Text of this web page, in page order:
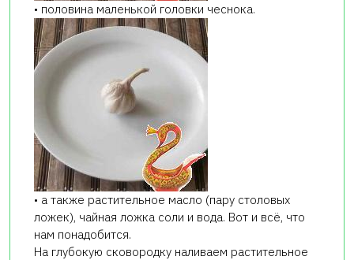
• половина маленькой головки чеснока.
• а также растительное масло (пару столовых
ложек), чайная ложка соли и вода. Вот и всё, что
нам понадобится.
На глубокую сковородку наливаем растительное